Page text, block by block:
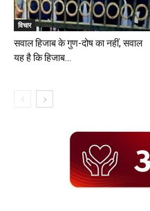
विचार
सवाल हिजाब के गुण-दोष का नहीं, सवाल
यह है कि हिजाब...